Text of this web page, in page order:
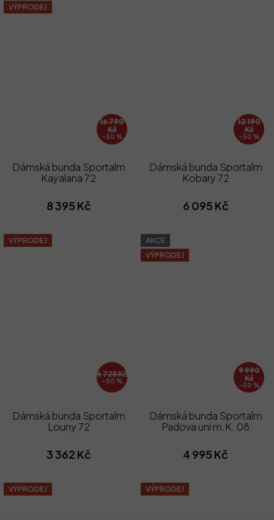
VÝPRODEJ
16 790
Kč
–50 %
Dámská bunda Sportalm
Kayalana 72
8 395 Kč
12 190
Kč
–50 %
Dámská bunda Sportalm
Kobary 72
6 095 Kč
VÝPRODEJ
6 725 Kč
–50 %
Dámská bunda Sportalm
Louny 72
3 362 Kč
AKCE
VÝPRODEJ
9 990
Kč
–50 %
Dámská bunda Sportalm
Padova uni m.K. 08
4 995 Kč
VÝPRODEJ VÝPRODEJ